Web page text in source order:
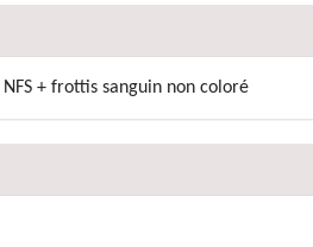
+ frottis sanguin non coloré